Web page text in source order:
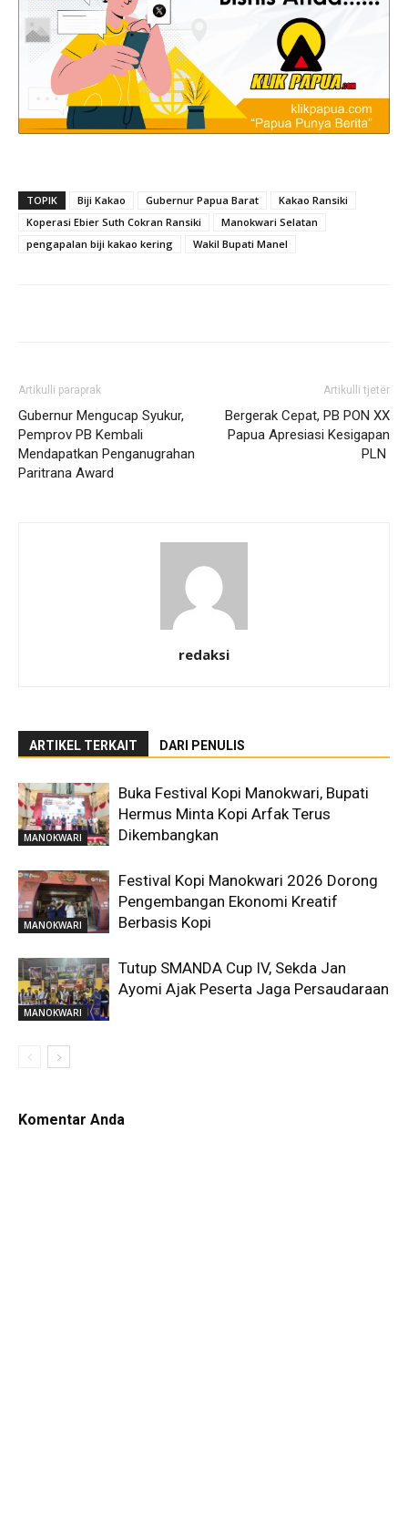
TOPIK Biji Kakao Gubernur Papua Barat
Kakao Ransiki
Koperasi Ebier Suth Cokran Ransiki
Manokwari Selatan
pengapalan biji kakao kering
Wakil Bupati Manel
Artikulli paraprak
Gubernur Mengucap Syukur,
Pemprov PB Kembali
Mendapatkan Penganugrahan
Paritrana Award
Artikulli tjetër
Bergerak Cepat, PB PON XX
Papua Apresiasi Kesigapan
PLN
redaksi
ARTIKEL TERKAIT DARI PENULIS
MANOKWARI
Buka Festival Kopi Manokwari, Bupati
Hermus Minta Kopi Arfak Terus
Dikembangkan
MANOKWARI
Festival Kopi Manokwari 2026 Dorong
Pengembangan Ekonomi Kreatif
Berbasis Kopi
MANOKWARI
Tutup SMANDA Cup IV, Sekda Jan
Ayomi Ajak Peserta Jaga Persaudaraan
Komentar Anda